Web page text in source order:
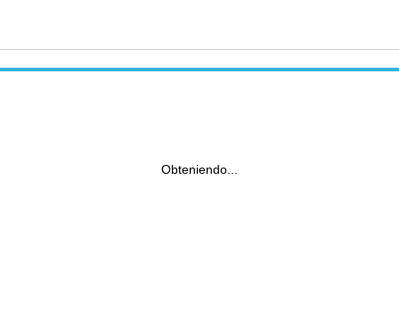
Obteniendo...